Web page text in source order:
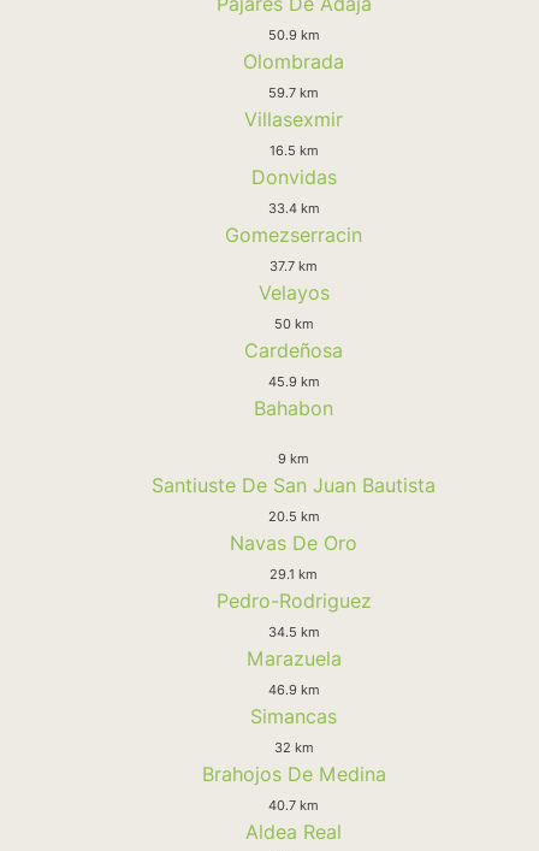
50.9 km
Olombrada
59.7 km
Villasexmir
16.5 km
Donvidas
33.4 km
Gomezserracin
37.7 km
Velayos
50 km
Cardeñosa
45.9 km
Bahabon
9 km
Santiuste De San Juan Bautista
20.5 km
Navas De Oro
29.1 km
Pedro-Rodriguez
34.5 km
Marazuela
46.9 km
Simancas
32 km
Brahojos De Medina
40.7 km
Aldea Real